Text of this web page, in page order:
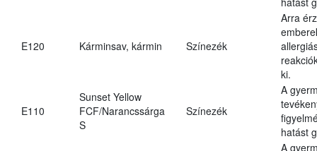
E120 Kárminsav, kármin Színezék
Arra
ki.
E110
Sunset Yellow
FCF/Narancssárga
S
Színezék
A
hatást
A